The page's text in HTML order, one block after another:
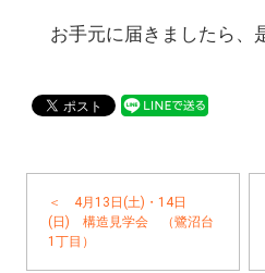
お手元に届きましたら、
＜ 4月13日(土)・14日
(日) 構造見学会 （鷺沼台
1丁目）